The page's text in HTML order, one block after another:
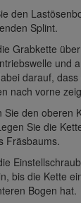
den
Splint.
Grabkette
und
darauf,
nach vorne
Sie den oberen
Sie die
Fräsbaums.
bis die Kette
Bogen hat.